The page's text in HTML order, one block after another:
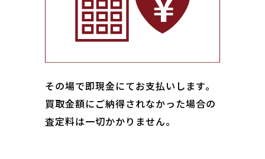
その場で即現金にてお支払いします｡
買取金額にご納得されなかった場合の
査定料は一切かかりません。